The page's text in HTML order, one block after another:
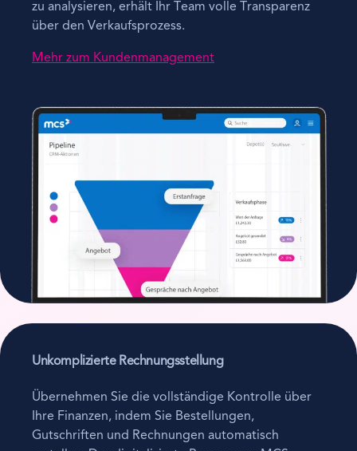
zu analysieren, erhält Ihr Team volle Transparenz
über den Verkaufsprozess.
Mehr zum Kundenmanagement
Unkomplizierte Rechnungsstellung
Übernehmen Sie die vollständige Kontrolle über
Ihre Finanzen, indem Sie Bestellungen,
Gutschriften und Rechnungen automatisch